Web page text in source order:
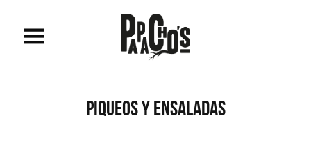
PIQUEOS Y ENSALADAS